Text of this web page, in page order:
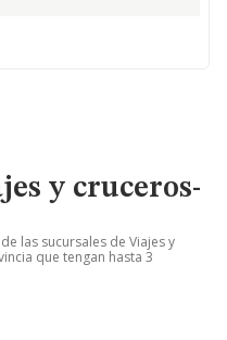
y cruceros-
las sucursales de Viajes y
que tengan hasta 3